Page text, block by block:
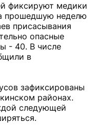
фиксируют медики
прошедшую неделю
присасывания
опасные
- 40. В числе
в
зафиксированы
районах.
следующей